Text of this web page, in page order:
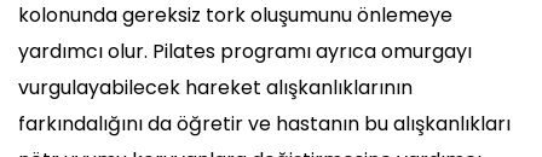
kolonunda gereksiz tork oluşumunu önlemeye
yardımcı olur. Pilates programı ayrıca omurgayı
vurgulayabilecek hareket alışkanlıklarının
farkındalığını da öğretir ve hastanın bu alışkanlıkları